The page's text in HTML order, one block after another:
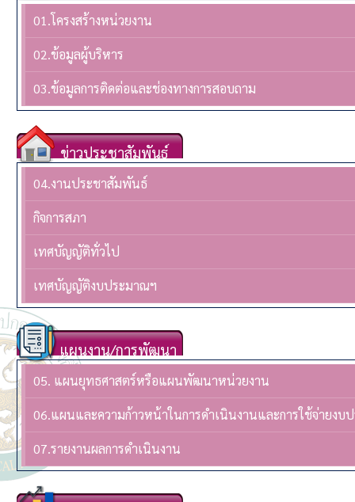
01.โครงสร้างหน่วยงาน
02.ข้อมูลผู้บริหาร
03.ข้อมูลการติดต่อและช่องทางการสอบถาม
ข่าวประชาสัมพันธ์
04.งานประชาสัมพันธ์
กิจการสภา
เทศบัญญัติทั่วไป
เทศบัญญัติงบประมาณฯ
แผนงาน/การพัฒนา
05. แผนยุทธศาสตร์หรือแผนพัฒนาหน่วยงาน
06.แผนและความก้าวหน้าในการดำเนินงานและการใช้จ่ายงบ
07.รายงานผลการดำเนินงาน